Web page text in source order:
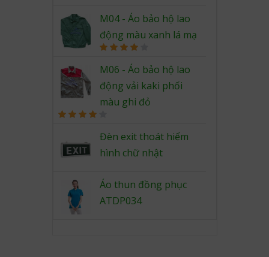
out of 5
M04 - Áo bảo hộ lao
động màu xanh lá mạ
4.00out
of 5
M06 - Áo bảo hộ lao
động vải kaki phối
màu ghi đỏ
of 5
Đèn exit thoát hiểm
hình chữ nhật
Áo thun đồng phục
ATDP034